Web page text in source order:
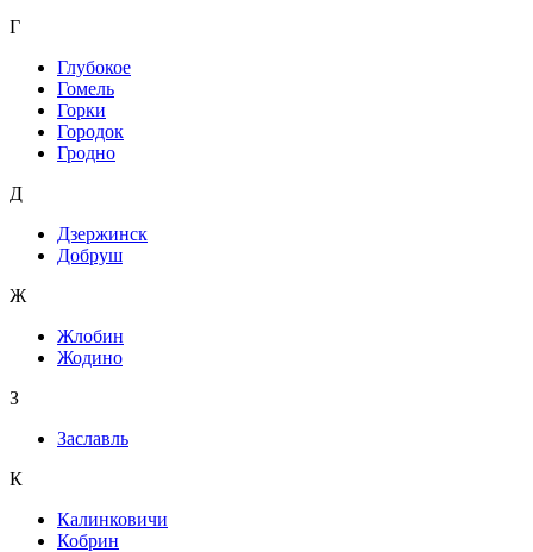
Г
Глубокое
Гомель
Горки
Городок
Гродно
Д
Дзержинск
Добруш
Ж
Жлобин
Жодино
З
Заславль
К
Калинковичи
Кобрин